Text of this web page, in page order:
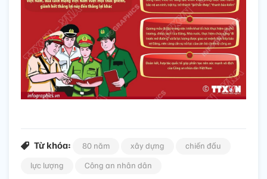
Từ khóa: 80 năm xây dựng
chiến đấu
lực lượng
Công an nhân dân